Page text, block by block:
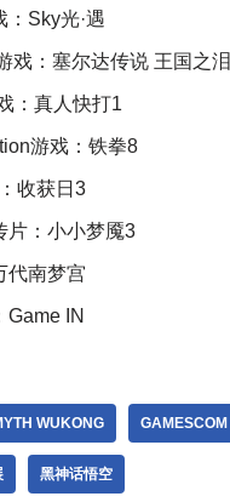
：Sky光·遇
戏：塞尔达传说 王国之泪
：真人快打1
游戏：铁拳8
收获日3
片：小小梦魇3
代南梦宫
Game IN
WUKONG GAMESCOM
黑神话悟空